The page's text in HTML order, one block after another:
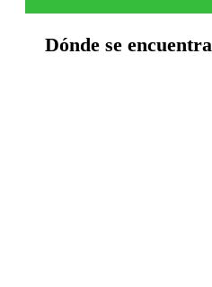
Dónde se encuentra